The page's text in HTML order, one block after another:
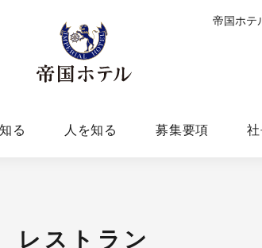
帝国ホテ
る 人を知る 募集要項
レストラン